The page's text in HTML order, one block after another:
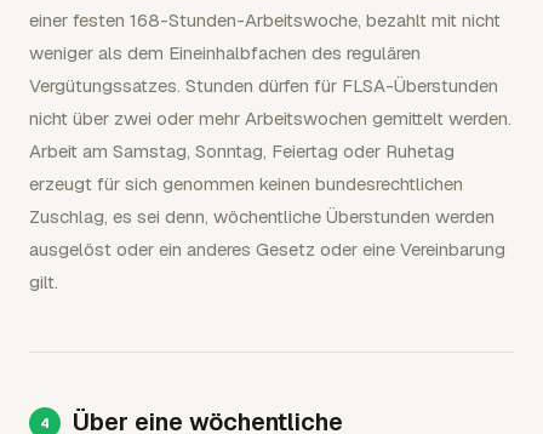
einer festen 168-Stunden-Arbeitswoche, bezahlt mit nicht
weniger als dem Eineinhalbfachen des regulären
Vergütungssatzes. Stunden dürfen für FLSA-Überstunden
nicht über zwei oder mehr Arbeitswochen gemittelt werden.
Arbeit am Samstag, Sonntag, Feiertag oder Ruhetag
erzeugt für sich genommen keinen bundesrechtlichen
Zuschlag, es sei denn, wöchentliche Überstunden werden
ausgelöst oder ein anderes Gesetz oder eine Vereinbarung
gilt.
Über eine wöchentliche